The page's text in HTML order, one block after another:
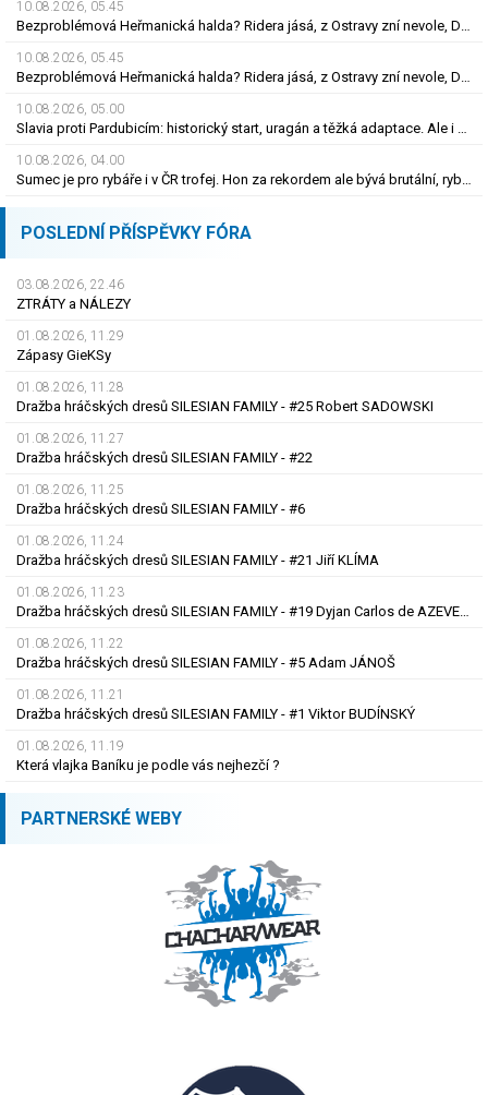
10.08.2026, 05.45
Bezproblémová Heřmanická halda? Ridera jásá, z Ostravy zní nevole, Diamo má plán
10.08.2026, 05.45
Bezproblémová Heřmanická halda? Ridera jásá, z Ostravy zní nevole, Diamo má plán
10.08.2026, 05.00
Slavia proti Pardubicím: historický start, uragán a těžká adaptace. Ale i smutná událost
10.08.2026, 04.00
Sumec je pro rybáře i v ČR trofej. Hon za rekordem ale bývá brutální, rybu zničí
POSLEDNÍ PŘÍSPĚVKY FÓRA
03.08.2026, 22.46
ZTRÁTY a NÁLEZY
01.08.2026, 11.29
Zápasy GieKSy
01.08.2026, 11.28
Dražba hráčských dresů SILESIAN FAMILY - #25 Robert SADOWSKI
01.08.2026, 11.27
Dražba hráčských dresů SILESIAN FAMILY - #22
01.08.2026, 11.25
Dražba hráčských dresů SILESIAN FAMILY - #6
01.08.2026, 11.24
Dražba hráčských dresů SILESIAN FAMILY - #21 Jiří KLÍMA
01.08.2026, 11.23
Dražba hráčských dresů SILESIAN FAMILY - #19 Dyjan Carlos de AZEVEDO
01.08.2026, 11.22
Dražba hráčských dresů SILESIAN FAMILY - #5 Adam JÁNOŠ
01.08.2026, 11.21
Dražba hráčských dresů SILESIAN FAMILY - #1 Viktor BUDÍNSKÝ
01.08.2026, 11.19
Která vlajka Baníku je podle vás nejhezčí ?
PARTNERSKÉ WEBY